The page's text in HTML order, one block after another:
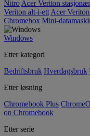
Nitro Acer Veriton
Veriton alt-i-ett Acer
Chromebox Mini-
Windows
Etter kategori
Bedriftsbruk Hverdagsbruk
Etter løsning
Chromebook Plus
on Chromebook
Etter serie